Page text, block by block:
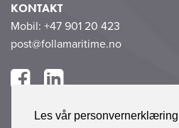
Les vår personvernerklæring
KONTAKT
Mobil: +47 901 20 423
post@follamaritime.no